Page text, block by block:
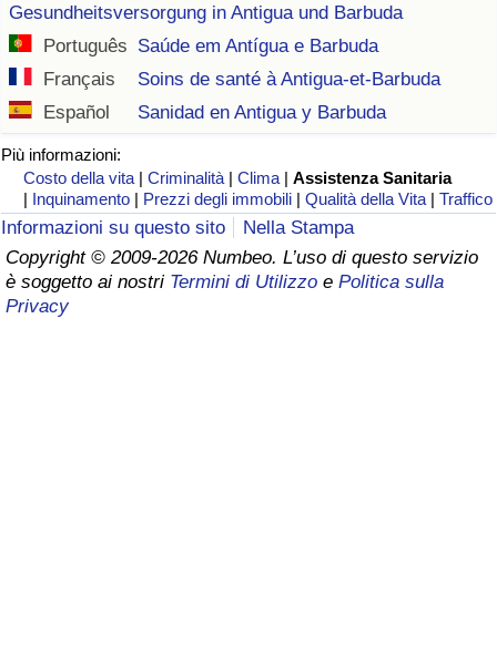
Gesundheitsversorgung in Antigua und Barbuda
Português Saúde em Antígua e Barbuda
Français
Soins de santé à Antigua-et-Barbuda
Español
Sanidad en Antigua y Barbuda
Più informazioni:
Costo della vita |Criminalità |Clima |Assistenza Sanitaria
| Inquinamento | Prezzi degli immobili |Qualità della Vita |Traffico
Informazioni su questo sito
Nella Stampa
Copyright © 2009-2026 Numbeo. L’uso di questo servizio
è soggetto ai nostri Termini di Utilizzo e Politica sulla
Privacy
Indice del Tasso di Criminalità (Corrente)
Indice della Criminalità
Indice di criminalità per paese
Assistenza Sanitaria
Indice dell’Assistenza Sanitaria (Corrente)
Indice dell’Assistenza Sanitaria